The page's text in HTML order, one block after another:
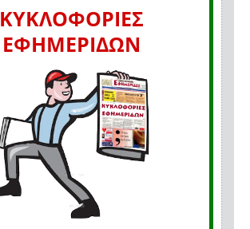
ΚΥΚΛΟΦΟΡΙΕΣ
ΕΦΗΜΕΡΙΔΩΝ